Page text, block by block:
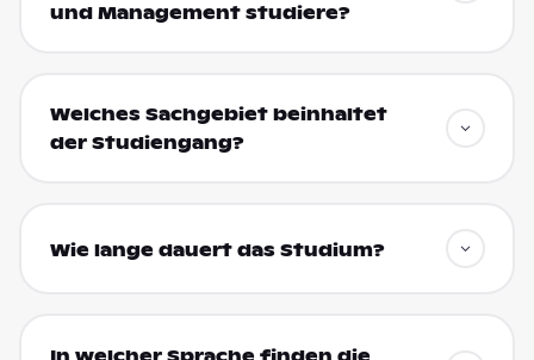
und Management studiere?
Welches Sachgebiet beinhaltet
der Studiengang?
Wie lange dauert das Studium?